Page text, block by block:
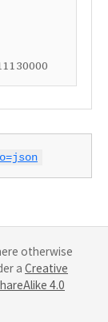
otherwise
a Creative
4.0